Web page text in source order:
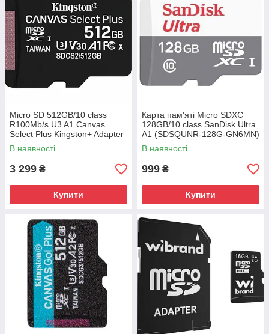
Micro SD 512GB/10 class
R100Mb/s U3 A1 Canvas
Select Plus Kingston+ Adapter
(SDCS2/512GB)
В наявності
3 299 ₴
Купити
Карта пам'яті Micro SDXC
128GB/10 class SanDisk Ultra
A1 (SDSQUNR-128G-GN6MN)
В наявності
999 ₴
Купити